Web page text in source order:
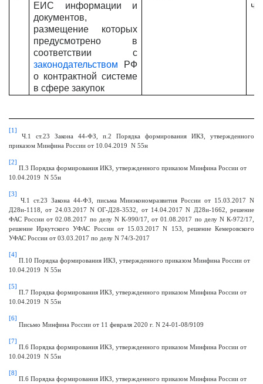
ЕИС информации и
документов,
размещение которых
предусмотрено в
соответствии с
законодательством РФ
о контрактной системе
в сфере закупок
ч.3
[1]
Ч.1 ст.23 Закона 44-ФЗ, п.2 Порядка формирования ИКЗ, утвержденного
приказом Минфина России от 10.04.2019 N 55н
[2]
П.3 Порядка формирования ИКЗ, утвержденного приказом Минфина России от
10.04.2019 N 55н
[3]
Ч.1 ст.23 Закона 44-ФЗ, письма Минэкономразвития России от 15.03.2017 N
Д28и-1118, от 24.03.2017 N ОГ-Д28-3532, от 14.04.2017 N Д28и-1662, решение
ФАС России от 02.08.2017 по делу N К-990/17, от 01.08.2017 по делу N К-972/17,
решение Иркутского УФАС России от 15.03.2017 N 153, решение Кемеровского
УФАС России от 03.03.2017 по делу N 74/З-2017
[4]
П.10 Порядка формирования ИКЗ, утвержденного приказом Минфина России от
10.04.2019 N 55н
[5]
П.7 Порядка формирования ИКЗ, утвержденного приказом Минфина России от
10.04.2019 N 55н
[6]
Письмо Минфина России от 11 февраля 2020 г. N 24-01-08/9109
[7]
П.6 Порядка формирования ИКЗ, утвержденного приказом Минфина России от
10.04.2019 N 55н
[8]
П.6 Порядка формирования ИКЗ, утвержденного приказом Минфина России от